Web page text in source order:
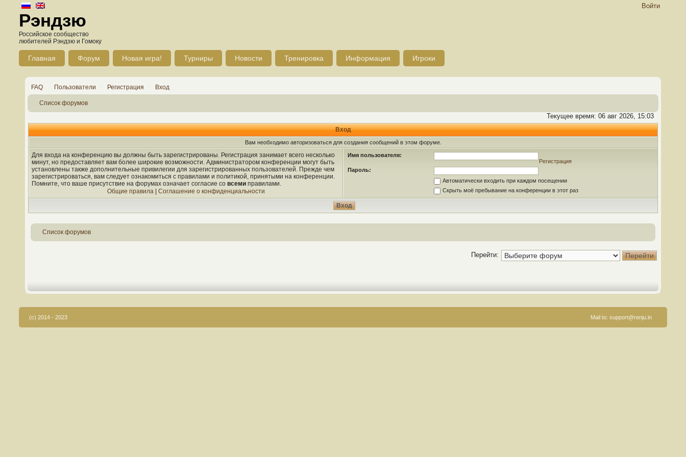
Войти
Рэндзю
Российское сообщество
любителей Рэндзю и Гомоку
Главная Форум Новая игра! Турниры Новости Тренировка Информация Игроки
FAQ Пользователи Регистрация Вход
Список форумов
Текущее время: 06 авг 2026, 15:03
Вход
Вам необходимо авторизоваться для создания сообщений в этом форуме.
Для входа на конференцию вы должны быть зарегистрированы. Регистрация занимает всего несколько
минут, но предоставляет вам более широкие возможности. Администратором конференции могут быть
установлены также дополнительные привилегии для зарегистрированных пользователей. Прежде чем
зарегистрироваться, вам следует ознакомиться с правилами и политикой, принятыми на конференции.
Помните, что ваше присутствие на форумах означает согласие со всеми правилами.
Общие правила| Соглашение о конфиденциальности
Имя пользователя:
Регистрация
Пароль:
Автоматически входить при каждом посещении
Скрыть моё пребывание на конференции в этот раз
Список форумов
Перейти:
(c) 2014 - 2023 Mail to: support@renju.in